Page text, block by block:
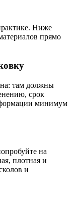
Ниже
прямо
там должны
срок
минимум
на
плотная и
и